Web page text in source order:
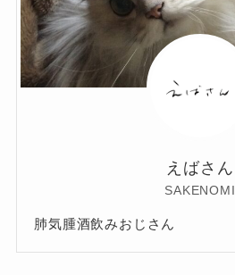
えばさん
SAKENOMI
肺気腫酒飲みおじさん